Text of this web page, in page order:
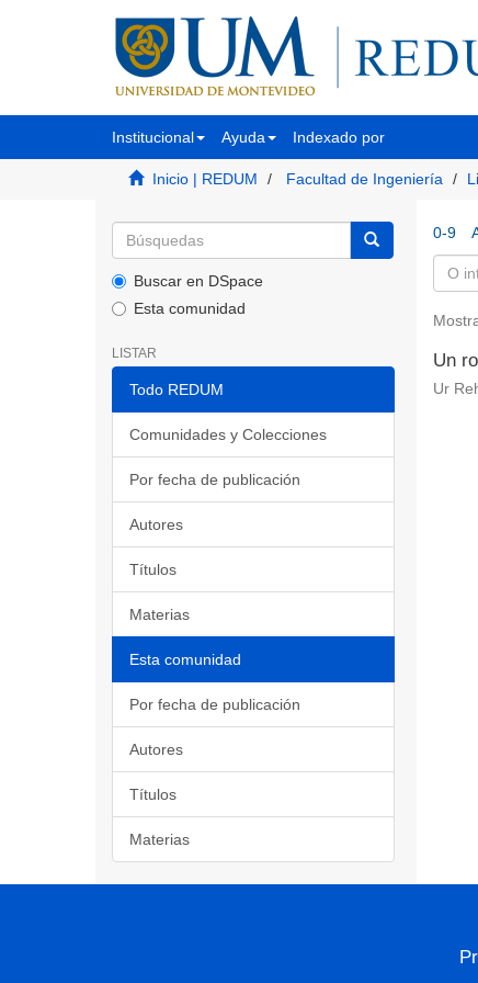
Institucional Ayuda Indexado por
Inicio | REDUM Facultad de Ingeniería
Buscar en DSpace
Esta comunidad
LISTAR
Todo REDUM
Comunidades y Colecciones
Por fecha de publicación
Autores
Títulos
Materias
Esta comunidad
Por fecha de publicación
Autores
Títulos
Materias
0-9
Un
Ur